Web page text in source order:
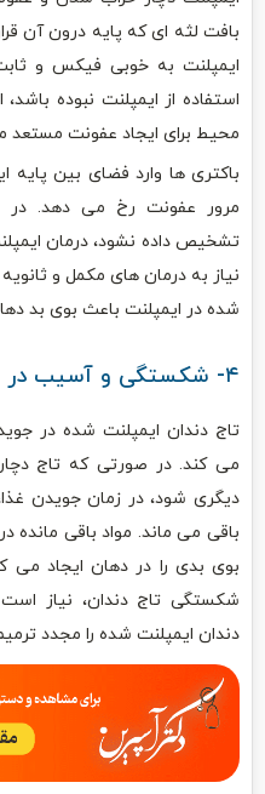
بافت لثه ای که پایه درون آن
ایمپلنت به خوبی فیکس و
استفاده از ایمپلنت نبوده
محیط برای ایجاد عفونت مستعد
باکتری ها وارد فضای بین پایه
مرور عفونت رخ می دهد. در
تشخیص داده نشود، درمان
نیاز به درمان های مکمل و
شده در ایمپلنت باعث بوی بد
۴- شکستگی و آسیب در تاج دندانی ایمپلنت
تاج دندان ایمپلنت شده در
می کند. در صورتی که تاج
دیگری شود، در زمان جویدن
باقی می ماند. مواد باقی
بوی بدی را در دهان ایجاد می
شکستگی تاج دندان، نیاز
دندان ایمپلنت شده را مجدد